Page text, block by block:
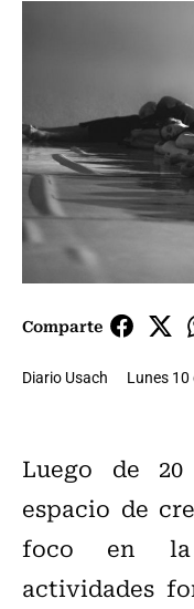
Comparte
Diario Usach Lunes 10
Luego de
espacio de
foco en la
actividades